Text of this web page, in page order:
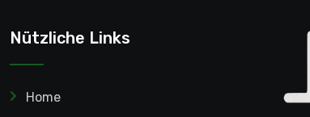
Nützliche Links
Home